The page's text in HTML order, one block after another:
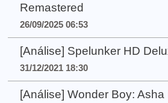
Remastered
26/09/2025 06:53
[Análise] Spelunker HD
31/12/2021 18:30
[Análise] Wonder Boy: Asha